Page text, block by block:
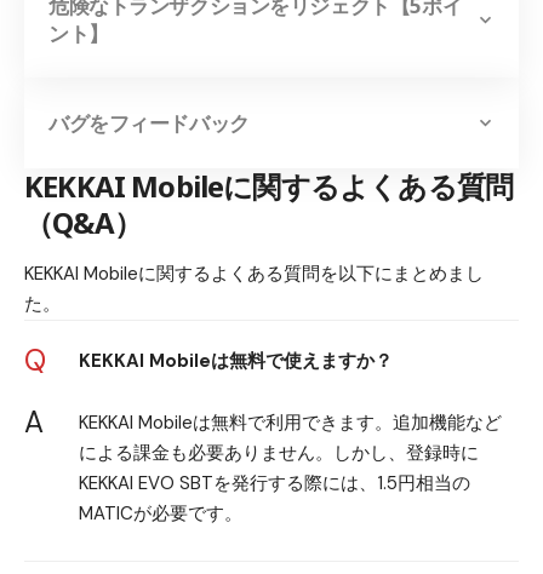
危険なトランザクションをリジェクト【5ポイ
ント】
バグをフィードバック
KEKKAI Mobileに関するよくある質問
（Q&A）
KEKKAI Mobileに関するよくある質問を以下にまとめまし
た。
Q KEKKAI Mobileは無料で使えますか？
A
KEKKAI Mobileは無料で利用できます。追加機能など
による課金も必要ありません。しかし、登録時に
KEKKAI EVO SBTを発行する際には、1.5円相当の
MATICが必要です。